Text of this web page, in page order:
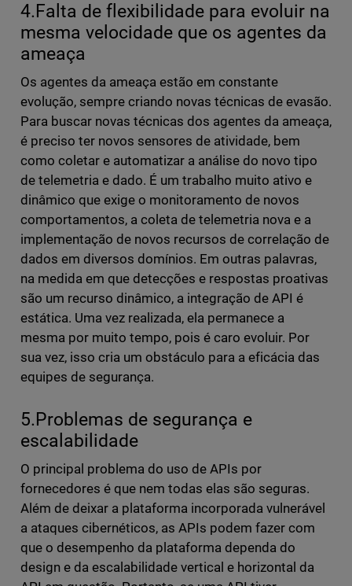
4.Falta de flexibilidade para evoluir na
mesma velocidade que os agentes da
ameaça
Os agentes da ameaça estão em constante
evolução, sempre criando novas técnicas de evasão.
Para buscar novas técnicas dos agentes da ameaça,
é preciso ter novos sensores de atividade, bem
como coletar e automatizar a análise do novo tipo
de telemetria e dado. É um trabalho muito ativo e
dinâmico que exige o monitoramento de novos
comportamentos, a coleta de telemetria nova e a
implementação de novos recursos de correlação de
dados em diversos domínios. Em outras palavras,
na medida em que detecções e respostas proativas
são um recurso dinâmico, a integração de API é
estática. Uma vez realizada, ela permanece a
mesma por muito tempo, pois é caro evoluir. Por
sua vez, isso cria um obstáculo para a eficácia das
equipes de segurança.
5.Problemas de segurança e
escalabilidade
O principal problema do uso de APIs por
fornecedores é que nem todas elas são seguras.
Além de deixar a plataforma incorporada vulnerável
a ataques cibernéticos, as APIs podem fazer com
que o desempenho da plataforma dependa do
design e da escalabilidade vertical e horizontal da